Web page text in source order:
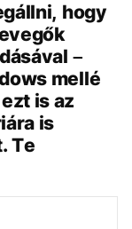
hogy
–
mellé
is az
is
Te